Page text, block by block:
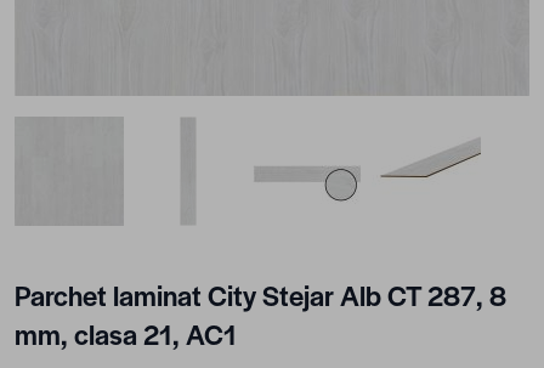
Parchet laminat City Stejar Alb CT 287, 8
mm, clasa 21, AC1